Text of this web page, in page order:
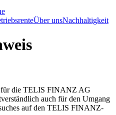
Über unsNachhaltigkeit
für die TELIS FINANZ AG
auch für den Umgang
auf den TELIS FINANZ-